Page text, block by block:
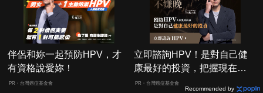
伴侶和妳一起預防HPV，才
有資格說愛妳！
PR・台灣癌症基金會
立即諮詢HPV！是對自己健
康最好的投資，把握現在不
嫌晚！
PR・台灣癌症基金會
Recommended by